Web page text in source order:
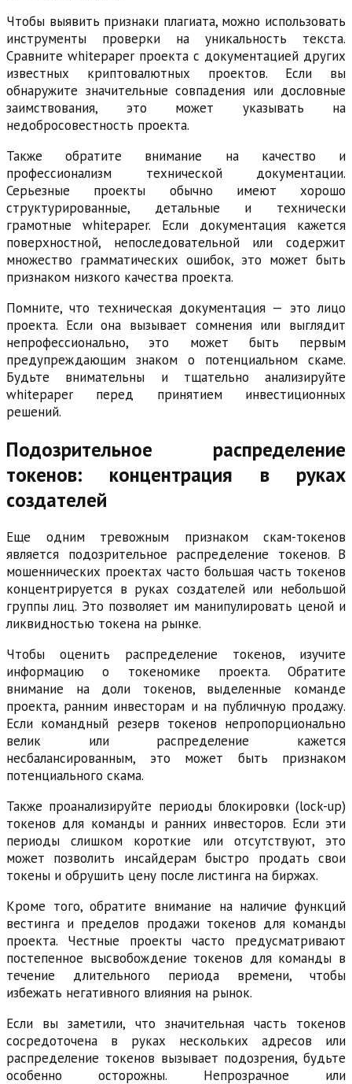
Чтобы выявить признаки плагиата, можно использовать
инструменты проверки на уникальность текста.
Сравните whitepaper проекта с документацией других
известных криптовалютных проектов. Если вы
обнаружите значительные совпадения или дословные
заимствования, это может указывать на
недобросовестность проекта.
Также обратите внимание на качество и
профессионализм технической документации.
Серьезные проекты обычно имеют хорошо
структурированные, детальные и технически
грамотные whitepaper. Если документация кажется
поверхностной, непоследовательной или содержит
множество грамматических ошибок, это может быть
признаком низкого качества проекта.
Помните, что техническая документация — это лицо
проекта. Если она вызывает сомнения или выглядит
непрофессионально, это может быть первым
предупреждающим знаком о потенциальном скаме.
Будьте внимательны и тщательно анализируйте
whitepaper перед принятием инвестиционных
решений.
Подозрительное распределение
токенов: концентрация в руках
создателей
Еще одним тревожным признаком скам-токенов
является подозрительное распределение токенов. В
мошеннических проектах часто большая часть токенов
концентрируется в руках создателей или небольшой
группы лиц. Это позволяет им манипулировать ценой и
ликвидностью токена на рынке.
Чтобы оценить распределение токенов, изучите
информацию о токеномике проекта. Обратите
внимание на доли токенов, выделенные команде
проекта, ранним инвесторам и на публичную продажу.
Если командный резерв токенов непропорционально
велик или распределение кажется
несбалансированным, это может быть признаком
потенциального скама.
Также проанализируйте периоды блокировки (lock-up)
токенов для команды и ранних инвесторов. Если эти
периоды слишком короткие или отсутствуют, это
может позволить инсайдерам быстро продать свои
токены и обрушить цену после листинга на биржах.
Кроме того, обратите внимание на наличие функций
вестинга и пределов продажи токенов для команды
проекта. Честные проекты часто предусматривают
постепенное высвобождение токенов для команды в
течение длительного периода времени, чтобы
избежать негативного влияния на рынок.
Если вы заметили, что значительная часть токенов
сосредоточена в руках нескольких адресов или
распределение токенов вызывает подозрения, будьте
особенно осторожны. Непрозрачное или